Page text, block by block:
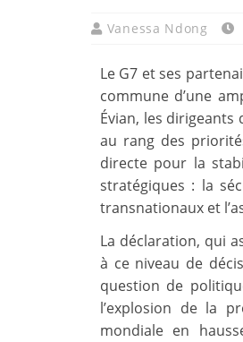
Vanessa Ndong
Le G7 et ses
commune d’une
Évian, les
au rang des
directe pour la
stratégiques : la
transnationaux et
La déclaration, qui
à ce niveau de
question de
l’explosion de la
mondiale en